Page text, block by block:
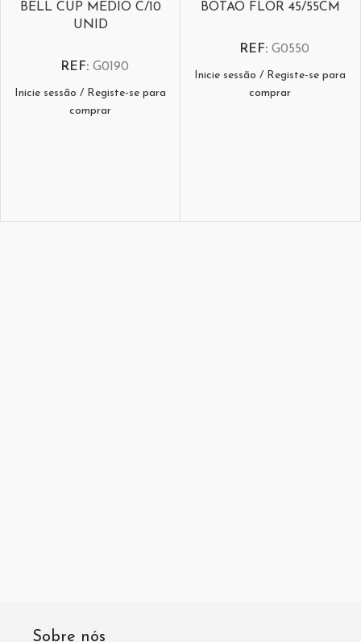
BELL CUP MEDIO C/10
UNID
REF: G0190
Inicie sessão / Registe-se para
comprar
BOTAO FLOR 45/55CM
REF: G0550
Inicie sessão / Registe-se para
comprar
Sobre nós